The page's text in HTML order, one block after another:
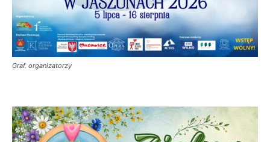
Graf. organizatorzy